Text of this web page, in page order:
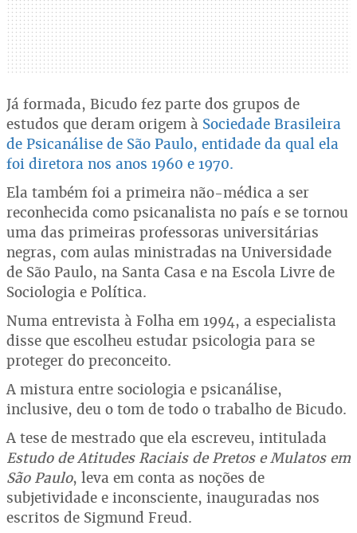
Já formada, Bicudo fez parte dos grupos de
estudos que deram origem à Sociedade Brasileira
de Psicanálise de São Paulo, entidade da qual ela
foi diretora nos anos 1960 e 1970.
Ela também foi a primeira não-médica a ser
reconhecida como psicanalista no país e se tornou
uma das primeiras professoras universitárias
negras, com aulas ministradas na Universidade
de São Paulo, na Santa Casa e na Escola Livre de
Sociologia e Política.
Numa entrevista à Folha em 1994, a especialista
disse que escolheu estudar psicologia para se
proteger do preconceito.
A mistura entre sociologia e psicanálise,
inclusive, deu o tom de todo o trabalho de Bicudo.
A tese de mestrado que ela escreveu, intitulada
Estudo de Atitudes Raciais de Pretos e Mulatos em
São Paulo, leva em conta as noções de
subjetividade e inconsciente, inauguradas nos
escritos de Sigmund Freud.